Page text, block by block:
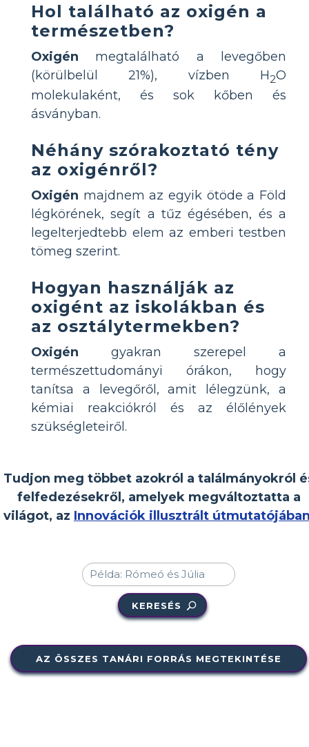
Hol található az oxigén a
természetben?
Oxigén megtalálható a levegőben
(körülbelül 21%), vízben H2O
molekulaként, és sok kőben és
ásványban.
Néhány szórakoztató tény
az oxigénről?
Oxigén majdnem az egyik ötöde a Föld
légkörének, segít a tűz égésében, és a
legelterjedtebb elem az emberi testben
tömeg szerint.
Hogyan használják az
oxigént az iskolákban és
az osztálytermekben?
Oxigén gyakran szerepel a
természettudományi órákon, hogy
tanítsa a levegőről, amit lélegzünk, a
kémiai reakciókról és az élőlények
szükségleteiről.
Tudjon meg többet azokról a találmányokról
felfedezésekről, amelyek megváltoztatta a
világot, az Innovációk illusztrált
KERESÉS
AZ ÖSSZES TANÁRI FORRÁS MEGTEKINTÉSE